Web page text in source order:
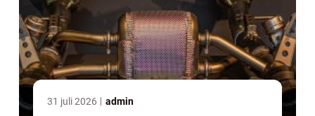
31 juli 2026 admin